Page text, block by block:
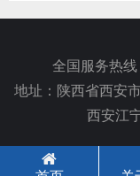
全国服务热线
地址：陕西省西安
西安江